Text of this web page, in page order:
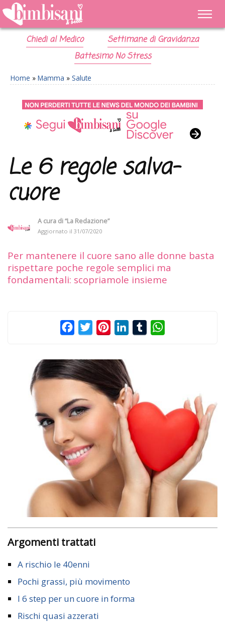
Chiedi al Medico
Settimane di Gravidanza
Battesimo No Stress
Home » Mamma » Salute
Le 6 regole salva-
cuore
A cura di“La Redazione”
Aggiornato il 31/07/2020
Per mantenere il cuore sano alle donne basta
rispettare poche regole semplici ma
fondamentali: scopriamole insieme
FacebookTwitterPinterestLinkedInTumblr
Argomenti trattati
A rischio le 40enni
Pochi grassi, più movimento
I 6 step per un cuore in forma
Rischi quasi azzerati